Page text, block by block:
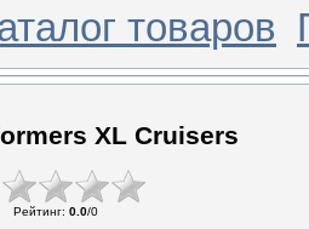
товаров
XL Cruisers
Рейтинг: 0.0/0